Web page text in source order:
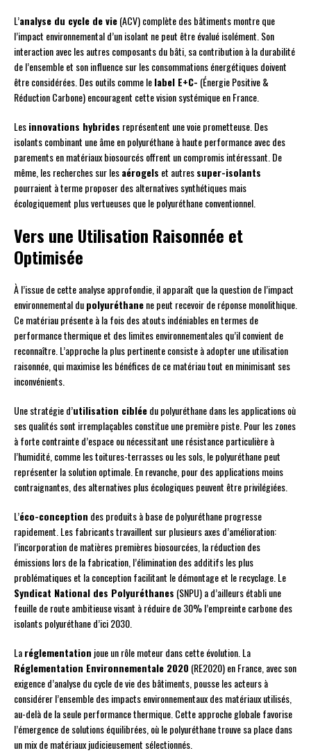
L’analyse du cycle de vie(ACV) complète des bâtiments montre que
l’impact environnemental d’un isolant ne peut être évalué isolément. Son
interaction avec les autres composants du bâti, sa contribution à la durabilité
de l’ensemble et son influence sur les consommations énergétiques doivent
être considérées. Des outils comme lelabel E+C- (Énergie Positive &
Réduction Carbone) encouragent cette vision systémique en France.
Lesinnovations hybrides représentent une voie prometteuse. Des
isolants combinant une âme en polyuréthane à haute performance avec des
parements en matériaux biosourcés offrent un compromis intéressant. De
même, les recherches sur lesaérogels et autressuper-isolants
pourraient à terme proposer des alternatives synthétiques mais
écologiquement plus vertueuses que le polyuréthane conventionnel.
Vers une Utilisation Raisonnée et
Optimisée
À l’issue de cette analyse approfondie, il apparaît que la question de l’impact
environnemental dupolyuréthanene peut recevoir de réponse monolithique.
Ce matériau présente à la fois des atouts indéniables en termes de
performance thermique et des limites environnementales qu’il convient de
reconnaître. L’approche la plus pertinente consiste à adopter une utilisation
raisonnée, qui maximise les bénéfices de ce matériau tout en minimisant ses
inconvénients.
Une stratégie d’utilisation cibléedu polyuréthane dans les applications où
ses qualités sont irremplaçables constitue une première piste. Pour les zones
à forte contrainte d’espace ou nécessitant une résistance particulière à
l’humidité, comme les toitures-terrasses ou les sols, le polyuréthane peut
représenter la solution optimale. En revanche, pour des applications moins
contraignantes, des alternatives plus écologiques peuvent être privilégiées.
L’éco-conception des produits à base de polyuréthane progresse
rapidement. Les fabricants travaillent sur plusieurs axes d’amélioration:
l’incorporation de matières premières biosourcées, la réduction des
émissions lors de la fabrication, l’élimination des additifs les plus
problématiques et la conception facilitant le démontage et le recyclage. Le
Syndicat National des Polyuréthanes (SNPU) a d’ailleurs établi une
feuille de route ambitieuse visant à réduire de 30% l’empreinte carbone des
isolants polyuréthane d’ici 2030.
Laréglementation joue un rôle moteur dans cette évolution. La
Réglementation Environnementale 2020 (RE2020) en France, avec son
exigence d’analyse du cycle de vie des bâtiments, pousse les acteurs à
considérer l’ensemble des impacts environnementaux des matériaux utilisés,
au-delà de la seule performance thermique. Cette approche globale favorise
l’émergence de solutions équilibrées, où le polyuréthane trouve sa place dans
un mix de matériaux judicieusement sélectionnés.